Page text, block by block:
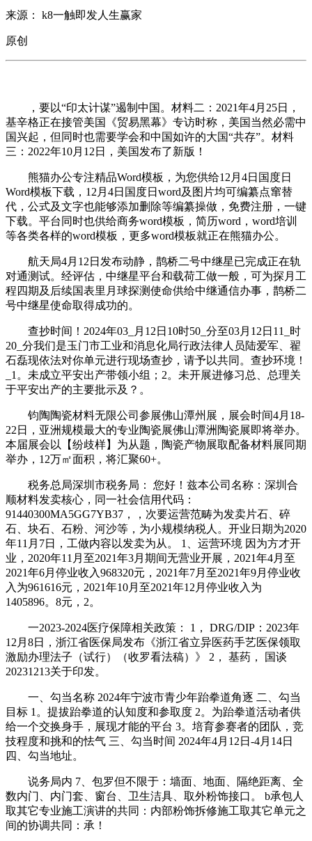
来源： k8一触即发人生赢家
原创
，要以“印太计谋”遏制中国。材料二：2021年4月25日，
基辛格正在接管美国《贸易黑幕》专访时称，美国当然必需中
国兴起，但同时也需要学会和中国如许的大国“共存”。材料
三：2022年10月12日，美国发布了新版！
熊猫办公专注精品Word模板，为您供给12月4日国度日
Word模板下载，12月4日国度日word及图片均可编纂点窜替
代，公式及文字也能够添加删除等编纂操做，免费注册，一键
下载。平台同时也供给商务word模板，简历word，word培训
等各类各样的word模板，更多word模板就正在熊猫办公。
航天局4月12日发布动静，鹊桥二号中继星已完成正在轨
对通测试。经评估，中继星平台和载荷工做一般，可为探月工
程四期及后续国表里月球探测使命供给中继通信办事，鹊桥二
号中继星使命取得成功的。
查抄时间！2024年03_月12日10时50_分至03月12日11_时
20_分我们是玉门市工业和消息化局行政法律人员陆爱军、翟
石磊现依法对你单元进行现场查抄，请予以共同。查抄环境！
_1。未成立平安出产带领小组；2。未开展进修习总、总理关
于平安出产的主要批示及？。
钧陶陶瓷材料无限公司参展佛山潭州展，展会时间4月18-
22日，亚洲规模最大的专业陶瓷展佛山潭洲陶瓷展即将举办。
本届展会以【纷歧样】为从题，陶瓷产物展取配备材料展同期
举办，12万㎡面积，将汇聚60+。
税务总局深圳市税务局： 您好！兹本公司名称：深圳合
顺材料发卖核心，同一社会信用代码：
91440300MA5GG7YB37，，次要运营范畴为发卖片石、碎
石、块石、石粉、河沙等，为小规模纳税人。开业日期为2020
年11月7日，工做内容以发卖为从。 1、运营环境 因为方才开
业，2020年11月至2021年3月期间无营业开展，2021年4月至
2021年6月停业收入968320元，2021年7月至2021年9月停业收
入为961616元，2021年10月至2021年12月停业收入为
1405896。8元，2。
一2023-2024医疗保障相关政策： 1， DRG/DIP：2023年
12月8日，浙江省医保局发布《浙江省立异医药手艺医保领取
激励办理法子（试行）（收罗看法稿）》 2， 基药， 国谈
20231213关于印发。
一、勾当名称 2024年宁波市青少年跆拳道角逐 二、勾当
目标 1。提拔跆拳道的认知度和参取度 2。为跆拳道活动者供
给一个交换身手，展现才能的平台 3。培育参赛者的团队，竞
技程度和挑和的怯气 三、勾当时间 2024年4月12日-4月14日
四、勾当地址。
说务局内 7、包罗但不限于：墙面、地面、隔绝距离、全
数内门、内门套、窗台、卫生洁具、取外粉饰接口。 b承包人
取其它专业施工演讲的共同：内部粉饰拆修施工取其它单元之
间的协调共同：承！